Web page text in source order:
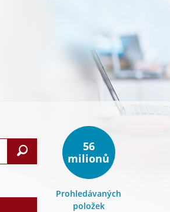
Vyhledat56
milionů
Prohledávaných
položek